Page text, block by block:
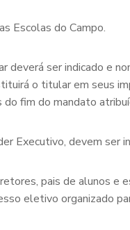
Escolas do Campo.
deverá ser indicado e
o titular em seus
fim do mandato
Executivo, devem ser
pais de alunos e
eletivo organizado